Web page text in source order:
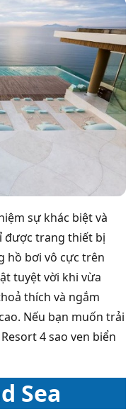
sự khác biệt và
được trang thiết bị
hồ bơi vô cực trên
tuyệt vời khi vừa
thích và ngắm
Nếu bạn muốn trải
4 sao ven biển
Sea